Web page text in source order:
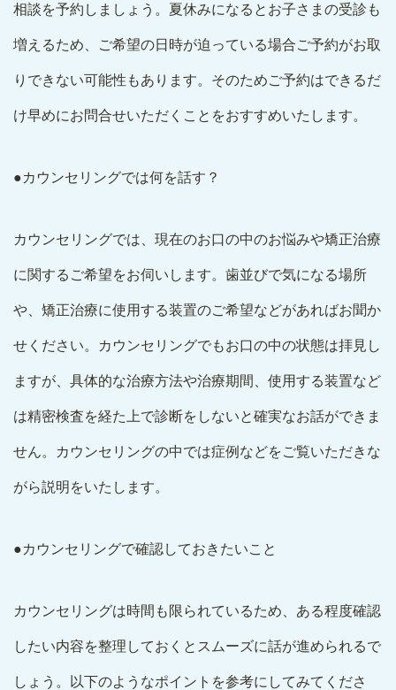
相談を予約しましょう。夏休みになるとお子さまの受診も
増えるため、ご希望の日時が迫っている場合ご予約がお取
りできない可能性もあります。そのためご予約はできるだ
け早めにお問合せいただくことをおすすめいたします。
●カウンセリングでは何を話す？
カウンセリングでは、現在のお口の中のお悩みや矯正治療
に関するご希望をお伺いします。歯並びで気になる場所
や、矯正治療に使用する装置のご希望などがあればお聞か
せください。カウンセリングでもお口の中の状態は拝見し
ますが、具体的な治療方法や治療期間、使用する装置など
は精密検査を経た上で診断をしないと確実なお話ができま
せん。カウンセリングの中では症例などをご覧いただきな
がら説明をいたします。
●カウンセリングで確認しておきたいこと
カウンセリングは時間も限られているため、ある程度確認
したい内容を整理しておくとスムーズに話が進められるで
しょう。以下のようなポイントを参考にしてみてくださ